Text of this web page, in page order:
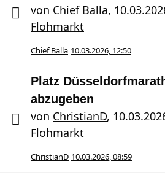
von Chief Balla,
Flohmarkt
Chief Balla 10.03.2026, 12:50
Platz
abzugeben
von ChristianD,
Flohmarkt
ChristianD 10.03.2026, 08:59